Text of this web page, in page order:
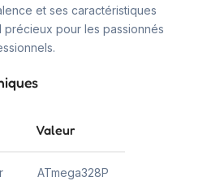
et ses caractéristiques
pour les passionnés
Valeur
ATmega328P